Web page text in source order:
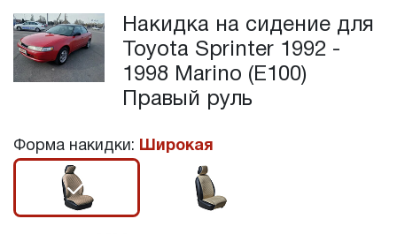
Накидка на сидение для
Toyota Sprinter 1992 -
1998 Marino (E100)
Правый руль
Форма накидки: Широкая
r